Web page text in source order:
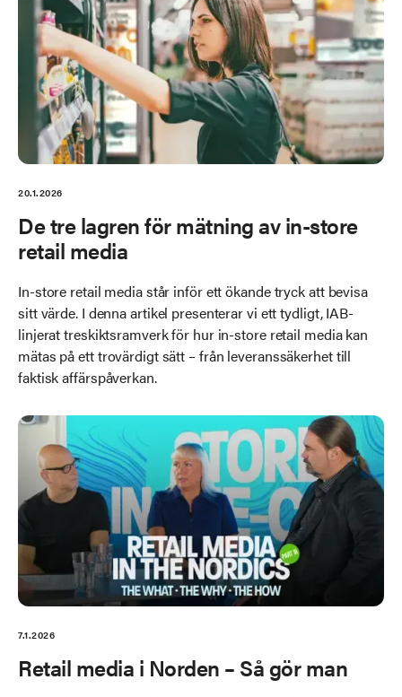
20.1.2026
De tre lagren för mätning av in-store
retail media
In-store retail media står inför ett ökande tryck att bevisa
sitt värde. I denna artikel presenterar vi ett tydligt, IAB-
linjerat treskiktsramverk för hur in-store retail media kan
mätas på ett trovärdigt sätt – från leveranssäkerhet till
faktisk affärspåverkan.
7.1.2026
Retail media i Norden – Så gör man